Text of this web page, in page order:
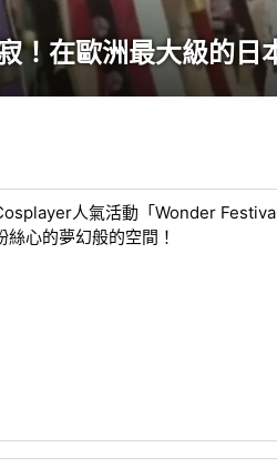
在歐洲最大級的日
人氣活動「Wonder
心的夢幻般的空間！